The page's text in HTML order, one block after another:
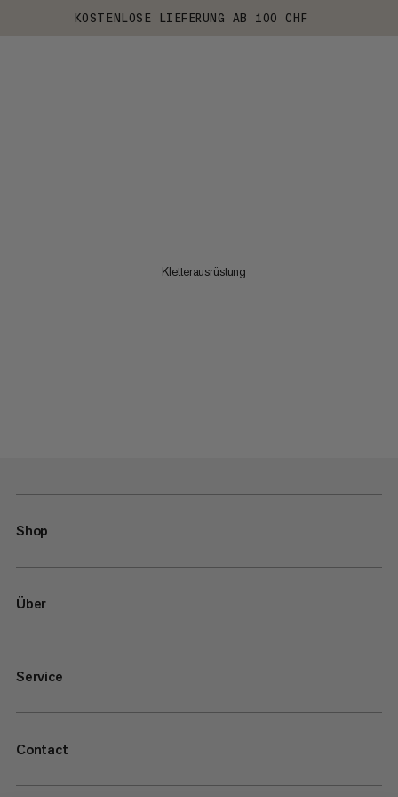
KOSTENLOSE LIEFERUNG AB 100 CHF
Kletterausrüstung
Shop
Über
Service
Contact